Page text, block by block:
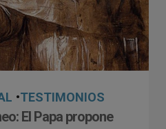
•TESTIMONIOS
El Papa propone